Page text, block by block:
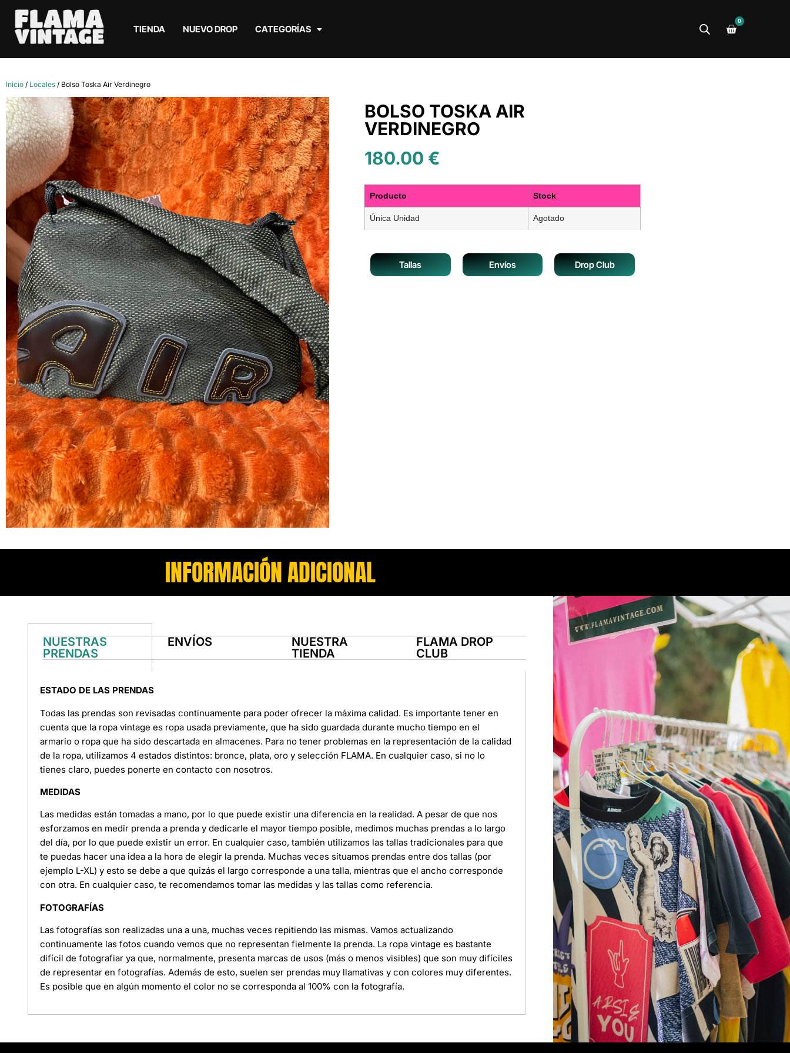
TIENDA NUEVO DROP CATEGORÍAS
0
Inicio / Locales / Bolso Toska Air Verdinegro
BOLSO TOSKA AIR
VERDINEGRO
180.00 €
Producto Stock
Única Unidad Agotado
Tallas Envíos Drop Club
INFORMACIÓN ADICIONAL
NUESTRAS
PRENDAS
ENVÍOS
NUESTRA
TIENDA
FLAMA DROP
CLUB
ESTADO DE LAS PRENDAS
Todas las prendas son revisadas continuamente para poder ofrecer la máxima calidad. Es importante tener en
cuenta que la ropa vintage es ropa usada previamente, que ha sido guardada durante mucho tiempo en el
armario o ropa que ha sido descartada en almacenes. Para no tener problemas en la representación de la calidad
de la ropa, utilizamos 4 estados distintos: bronce, plata, oro y selección FLAMA. En cualquier caso, si no lo
tienes claro, puedes ponerte en contacto con nosotros.
MEDIDAS
Las medidas están tomadas a mano, por lo que puede existir una diferencia en la realidad. A pesar de que nos
esforzamos en medir prenda a prenda y dedicarle el mayor tiempo posible, medimos muchas prendas a lo largo
del día, por lo que puede existir un error. En cualquier caso, también utilizamos las tallas tradicionales para que
te puedas hacer una idea a la hora de elegir la prenda. Muchas veces situamos prendas entre dos tallas (por
ejemplo L-XL) y esto se debe a que quizás el largo corresponde a una talla, mientras que el ancho corresponde
con otra. En cualquier caso, te recomendamos tomar las medidas y las tallas como referencia.
FOTOGRAFÍAS
Las fotografías son realizadas una a una, muchas veces repitiendo las mismas. Vamos actualizando
continuamente las fotos cuando vemos que no representan fielmente la prenda. La ropa vintage es bastante
difícil de fotografiar ya que, normalmente, presenta marcas de usos (más o menos visibles) que son muy difíciles
de representar en fotografías. Además de esto, suelen ser prendas muy llamativas y con colores muy diferentes.
Es posible que en algún momento el color no se corresponda al 100% con la fotografía.